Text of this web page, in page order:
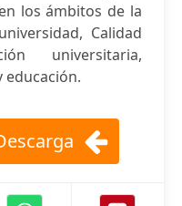
los ámbitos de la
Calidad
universitaria,
educación.